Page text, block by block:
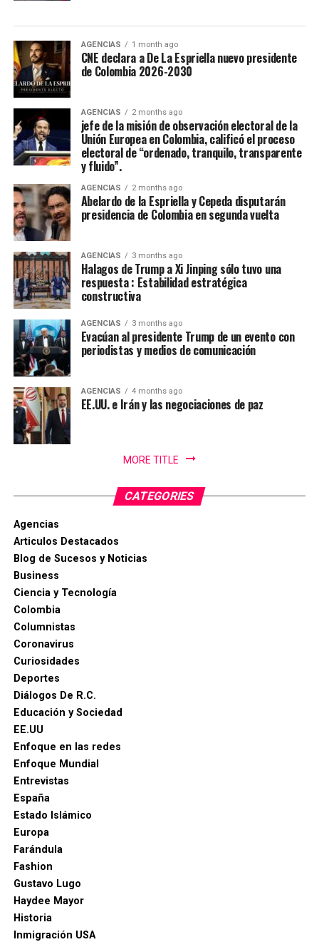
Casanare fue elejida en la noche de coronación y
clausura del 52 Festival Del Folclor Colombiano.
Jania Raquel Osorio Mejia, representante del
departamento de Cordoba, fue coronada como la nueva
embajadora Nacional del Folclor Colombiano
Con un balance muy positivo para la economía regional,
la alta afluencia de turistas, la gran ocupación hotelera y
Enfoque Periodistico y “Florida News” , da sus
agradecimientos a la Gobernación Del tolima, La
Alcaldía de Ibagué, a Cristian Torres jefe de prensa y
comunicaciónes de la alcaldia, Mauricio Hernandez Cala
secretario de cultura de Ibague y a todo ese gran grupo
de trabajo en las diferentes áreas que con su
profesionalismo, dedicación y arduo trabajo mantienen
en alto el orgullo Ibaguereño.
AGENCIAS 1 month ago
CNE declara a De La Espriella nuevo presidente
de Colombia 2026-2030
AGENCIAS 2 months ago
jefe de la misión de observación electoral de la
Unión Europea en Colombia, calificó el proceso
electoral de “ordenado, tranquilo, transparente
y fluido”.
AGENCIAS 2 months ago
Abelardo de la Espriella y Cepeda disputarán
presidencia de Colombia en segunda vuelta
AGENCIAS 3 months ago
Halagos de Trump a Xi Jinping sólo tuvo una
respuesta : Estabilidad estratégica
constructiva
AGENCIAS 3 months ago
Evacúan al presidente Trump de un evento con
periodistas y medios de comunicación
AGENCIAS 4 months ago
EE.UU. e Irán y las negociaciones de paz
MORE TITLE
CATEGORIES
Agencias
Articulos Destacados
Blog de Sucesos y Noticias
Business
Ciencia y Tecnología
Colombia
Columnistas
Coronavirus
Curiosidades
Deportes
Diálogos De R.C.
Educación y Sociedad
EE.UU
Enfoque en las redes
Enfoque Mundial
Entrevistas
España
Estado Islámico
Europa
Farándula
Fashion
Gustavo Lugo
Haydee Mayor
Historia
Inmigración USA